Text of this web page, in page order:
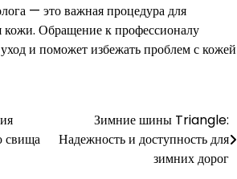
— это важная процедура для
кожи. Обращение к профессионалу
и поможет избежать проблем с кожей
свища
Зимние шины Triangle:
Надежность и доступность для
зимних дорог